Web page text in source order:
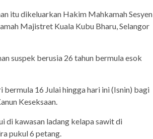
itu dikeluarkan Hakim Mahkamah Sesyen
Majistret Kuala Kubu Bharu, Selangor
suspek berusia 26 tahun bermula esok
bermula 16 Julai hingga hari ini (Isnin) bagi
Keseksaan.
di kawasan ladang kelapa sawit di
pukul 6 petang.